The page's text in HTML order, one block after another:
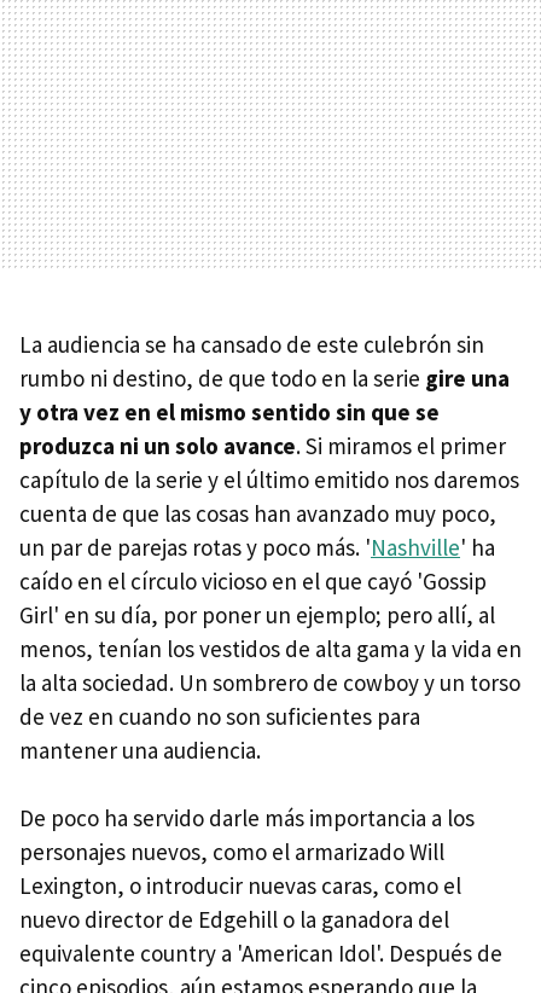
La audiencia se ha cansado de este culebrón sin
rumbo ni destino, de que todo en la serie gire una
y otra vez en el mismo sentido sin que se
produzca ni un solo avance. Si miramos el primer
capítulo de la serie y el último emitido nos daremos
cuenta de que las cosas han avanzado muy poco,
un par de parejas rotas y poco más. 'Nashville' ha
caído en el círculo vicioso en el que cayó 'Gossip
Girl' en su día, por poner un ejemplo; pero allí, al
menos, tenían los vestidos de alta gama y la vida en
la alta sociedad. Un sombrero de cowboy y un torso
de vez en cuando no son suficientes para
mantener una audiencia.
De poco ha servido darle más importancia a los
personajes nuevos, como el armarizado Will
Lexington, o introducir nuevas caras, como el
nuevo director de Edgehill o la ganadora del
equivalente country a 'American Idol'. Después de
cinco episodios, aún estamos esperando que la